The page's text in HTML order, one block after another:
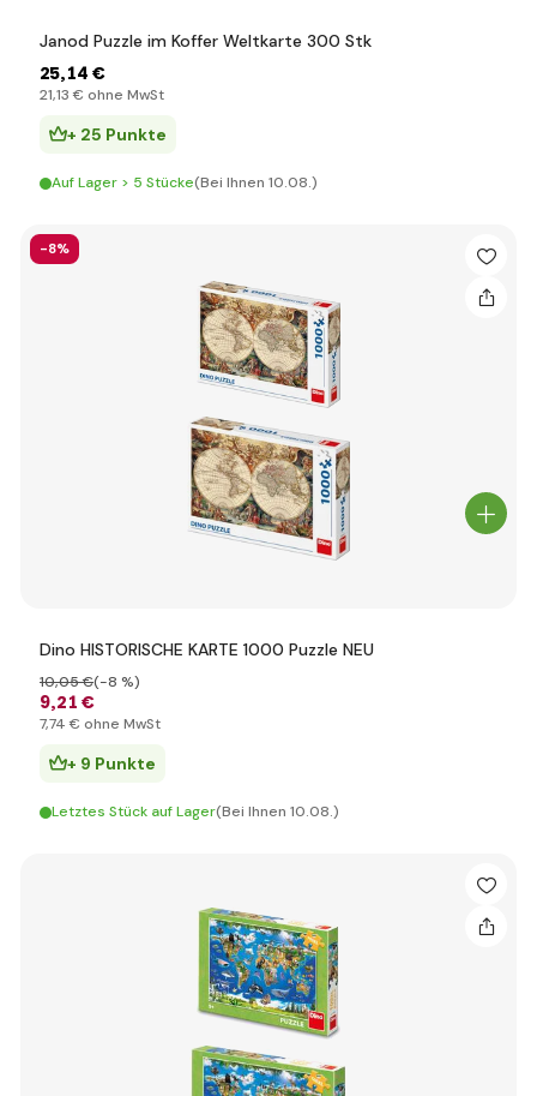
Janod Puzzle im Koffer Weltkarte 300 Stk
25,14 €
21,13 € ohne MwSt
+ 25 Punkte
Auf Lager > 5 Stücke(Bei Ihnen 10.08.)
-8%
Dino HISTORISCHE KARTE 1000 Puzzle NEU
9,21 €
10,05 €(-8 %)
7,74 € ohne MwSt
+ 9 Punkte
Letztes Stück auf Lager(Bei Ihnen 10.08.)